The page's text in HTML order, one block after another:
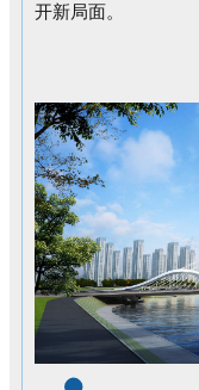
开新局面。